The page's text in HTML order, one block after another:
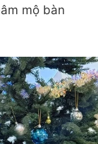
mộ bàn